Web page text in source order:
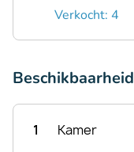
Verkocht: 4
Beschikbaarheid
1 Kamer